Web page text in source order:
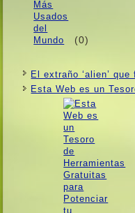
(0)
El extraño ‘alien’
Esta Web es un